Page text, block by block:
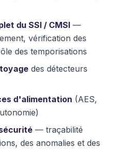
du SSI / CMSI —
vérification des
des temporisations
des détecteurs
d'alimentation (AES,
— traçabilité
des anomalies et des